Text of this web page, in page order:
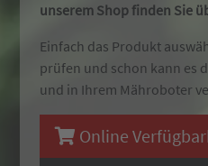
unserem Shop finden Sie
Einfach das Produkt
prüfen und schon kann es
und in Ihrem Mähroboter
Online